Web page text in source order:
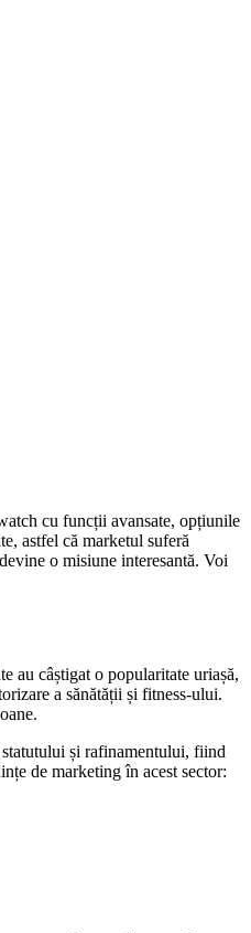
cu funcții avansate, opțiunile
astfel că marketul suferă
o misiune interesantă. Voi
au câștigat o popularitate uriașă,
a sănătății și fitness-ului.
statutului și rafinamentului, fiind
de marketing în acest sector: